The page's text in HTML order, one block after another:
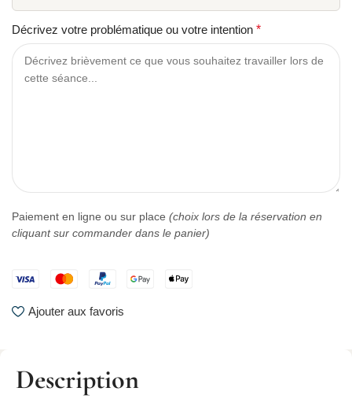
Décrivez votre problématique ou votre intention *
Paiement en ligne ou sur place (choix lors de la réservation en
cliquant sur commander dans le panier)
Ajouter aux favoris
Description